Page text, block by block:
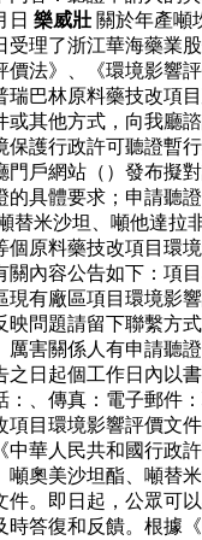
日 樂威壯 關於年產噸
理了浙江華海藥業
法》、《環境影響
巴林原料藥技改項
其他方式，向我廳
護行政許可聽證暫
戶網站（）發布擬
具體要求；申請聽
米沙坦、噸他達拉
原料藥技改項目環
內容公告如下：項
有廠區項目環境影
問題請留下聯繫方
害關係人有申請聽
日起個工作日內以
、傳真：電子郵件
目環境影響評價文
華人民共和國行政
奧美沙坦酯、噸替
。即日起，公眾可
答復和反饋。根據